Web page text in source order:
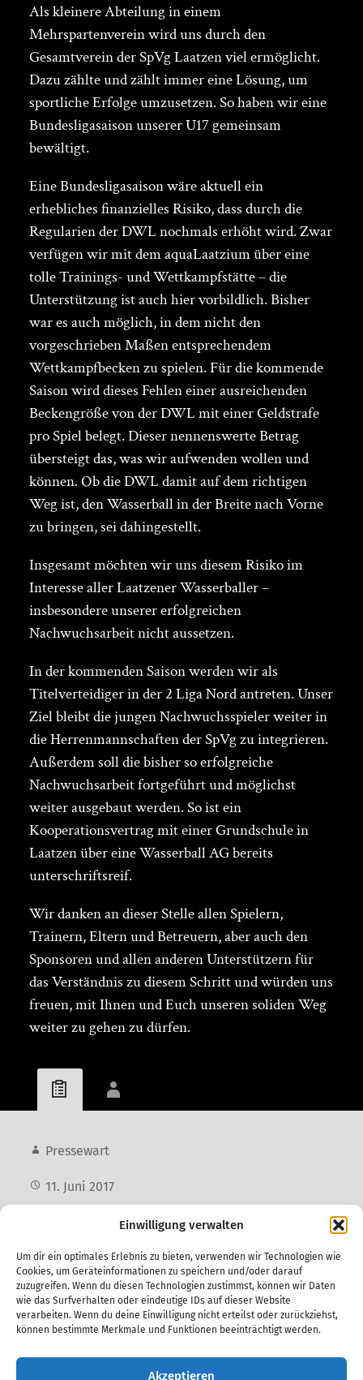
Einwilligung verwalten
Um dir ein optimales Erlebnis zu bieten, verwenden wir Technologien wie
Cookies, um Geräteinformationen zu speichern und/oder darauf
zuzugreifen. Wenn du diesen Technologien zustimmst, können wir Daten
wie das Surfverhalten oder eindeutige IDs auf dieser Website
verarbeiten. Wenn du deine Einwilligung nicht erteilst oder zurückziehst,
können bestimmte Merkmale und Funktionen beeinträchtigt werden.
Akzeptieren
Als kleinere Abteilung in einem
Mehrspartenverein wird uns durch den
Gesamtverein der SpVg Laatzen viel ermöglicht.
Dazu zählte und zählt immer eine Lösung, um
sportliche Erfolge umzusetzen. So haben wir eine
Bundesligasaison unserer U17 gemeinsam
bewältigt.
Eine Bundesligasaison wäre aktuell ein
erhebliches finanzielles Risiko, dass durch die
Regularien der DWL nochmals erhöht wird. Zwar
verfügen wir mit dem aquaLaatzium über eine
tolle Trainings- und Wettkampfstätte – die
Unterstützung ist auch hier vorbildlich. Bisher
war es auch möglich, in dem nicht den
vorgeschrieben Maßen entsprechendem
Wettkampfbecken zu spielen. Für die kommende
Saison wird dieses Fehlen einer ausreichenden
Beckengröße von der DWL mit einer Geldstrafe
pro Spiel belegt. Dieser nennenswerte Betrag
übersteigt das, was wir aufwenden wollen und
können. Ob die DWL damit auf dem richtigen
Weg ist, den Wasserball in der Breite nach Vorne
zu bringen, sei dahingestellt.
Insgesamt möchten wir uns diesem Risiko im
Interesse aller Laatzener Wasserballer –
insbesondere unserer erfolgreichen
Nachwuchsarbeit nicht aussetzen.
In der kommenden Saison werden wir als
Titelverteidiger in der 2 Liga Nord antreten. Unser
Ziel bleibt die jungen Nachwuchsspieler weiter in
die Herrenmannschaften der SpVg zu integrieren.
Außerdem soll die bisher so erfolgreiche
Nachwuchsarbeit fortgeführt und möglichst
weiter ausgebaut werden. So ist ein
Kooperationsvertrag mit einer Grundschule in
Laatzen über eine Wasserball AG bereits
unterschriftsreif.
Wir danken an dieser Stelle allen Spielern,
Trainern, Eltern und Betreuern, aber auch den
Sponsoren und allen anderen Unterstützern für
das Verständnis zu diesem Schritt und würden uns
freuen, mit Ihnen und Euch unseren soliden Weg
weiter zu gehen zu dürfen.
Pressewart
11. Juni 2017
Herren
Vorheriger Beitrag
U13 schafft Überraschung gegen die White
Sharks Hannover